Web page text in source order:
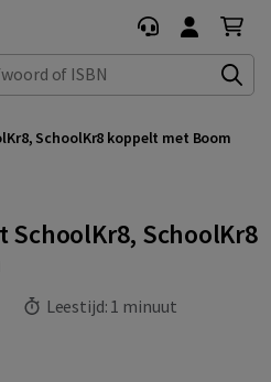
of ISBN
SchoolKr8 koppelt met Boom
SchoolKr8, SchoolKr8
Leestijd: 1 minuut